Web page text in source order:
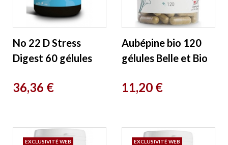
No 22 D Stress
Digest 60 gélules
Prix
36,36 €
Aubépine bio 120
gélules Belle et Bio
Prix
11,20 €
EXCLUSIVITÉ WEB EXCLUSIVITÉ WEB